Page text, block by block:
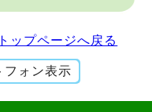
トップページへ戻る
フォン表示